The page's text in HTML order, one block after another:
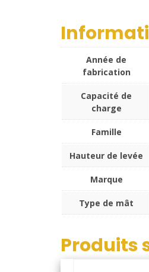
Année de
fabrication
Capacité de
charge
Famille
Hauteur de levée
Marque
Type de mât
Produits